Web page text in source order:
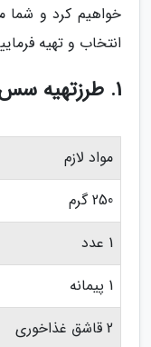
خواهیم کرد و شما
انتخاب و تهیه
1. طرزتهیه سس قارچ ساده
مواد لازم
250 گرم
1 عدد
1 پیمانه
2 قاشق غذاخوری